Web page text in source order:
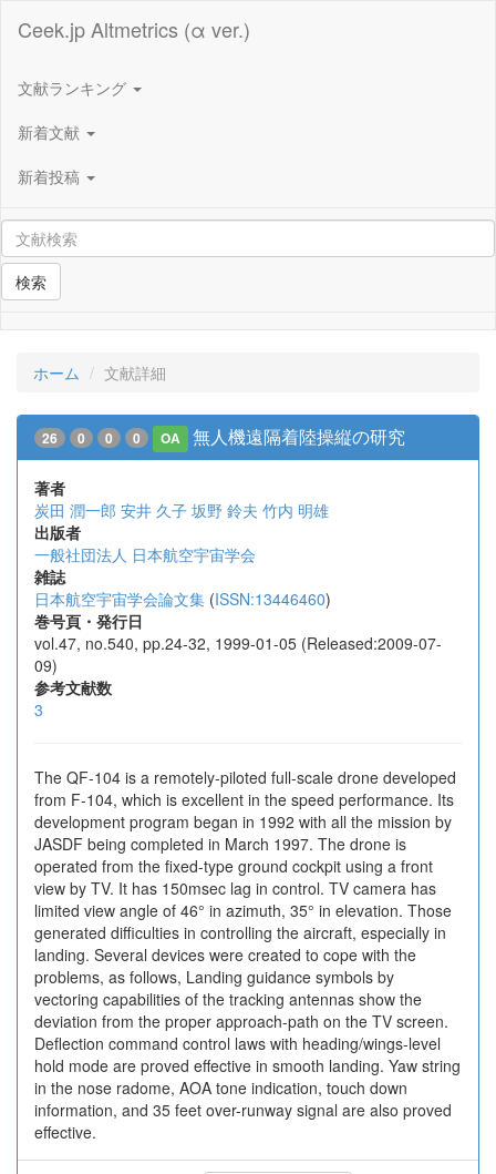
Ceek.jp Altmetrics (α ver.)
文献ランキング
新着文献
新着投稿
検索
ホーム 文献詳細
26 0 0 0 OA 無人機遠隔着陸操縦の研究
著者
炭田 潤一郎 安井 久子 坂野 鈴夫 竹内 明雄
出版者
一般社団法人 日本航空宇宙学会
雑誌
日本航空宇宙学会論文集 (ISSN:13446460)
巻号頁・発行日
vol.47, no.540, pp.24-32, 1999-01-05 (Released:2009-07-
09)
参考文献数
3
The QF-104 is a remotely-piloted full-scale drone developed
from F-104, which is excellent in the speed performance. Its
development program began in 1992 with all the mission by
JASDF being completed in March 1997. The drone is
operated from the fixed-type ground cockpit using a front
view by TV. It has 150msec lag in control. TV camera has
limited view angle of 46° in azimuth, 35° in elevation. Those
generated difficulties in controlling the aircraft, especially in
landing. Several devices were created to cope with the
problems, as follows, Landing guidance symbols by
vectoring capabilities of the tracking antennas show the
deviation from the proper approach-path on the TV screen.
Deflection command control laws with heading/wings-level
hold mode are proved effective in smooth landing. Yaw string
in the nose radome, AOA tone indication, touch down
information, and 35 feet over-runway signal are also proved
effective.